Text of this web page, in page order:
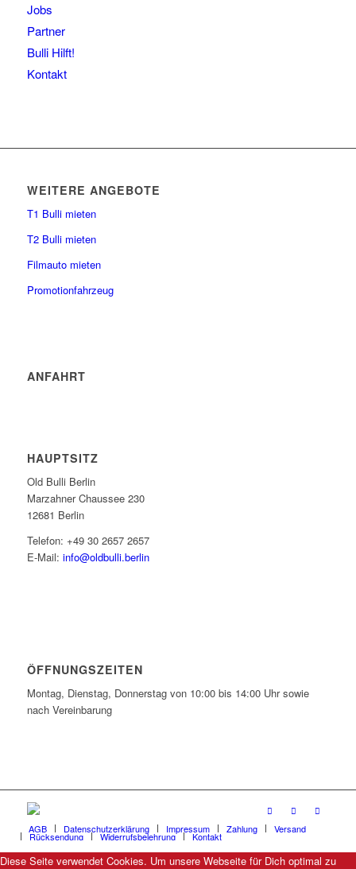
Jobs
Partner
Bulli Hilft!
Kontakt
WEITERE ANGEBOTE
T1 Bulli mieten
T2 Bulli mieten
Filmauto mieten
Promotionfahrzeug
ANFAHRT
HAUPTSITZ
Old Bulli Berlin
Marzahner Chaussee 230
12681 Berlin
Telefon: +49 30 2657 2657
E-Mail: info@oldbulli.berlin
ÖFFNUNGSZEITEN
Montag, Dienstag, Donnerstag von 10:00 bis 14:00 Uhr sowie
nach Vereinbarung
AGB Datenschutzerklärung Impressum Zahlung Versand
Rücksendung Widerrufsbelehrung Kontakt
Diese Seite verwendet Cookies. Um unsere Webseite für Dich optimal zu